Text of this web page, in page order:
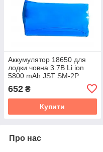
Аккумулятор 18650 для
лодки човна 3.7В Li ion
5800 mAh JST SM-2P
652 ₴
Купити
Про нас